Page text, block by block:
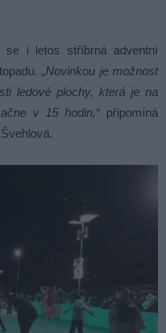
se i letos stříbrná adventní
„Novinkou je možnost
ledové plochy, která je na
v 15 hodin,“připomíná